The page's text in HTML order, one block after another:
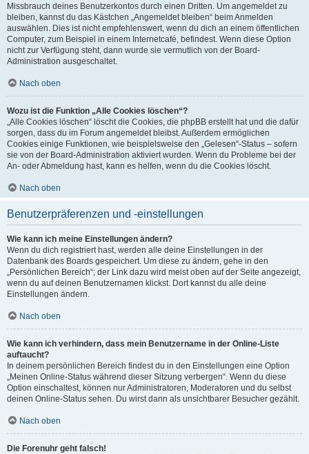
Missbrauch deines Benutzerkontos durch einen Dritten. Um angemeldet zu
bleiben, kannst du das Kästchen „Angemeldet bleiben“ beim Anmelden
auswählen. Dies ist nicht empfehlenswert, wenn du dich an einem öffentlichen
Computer, zum Beispiel in einem Internetcafé, befindest. Wenn diese Option
nicht zur Verfügung steht, dann wurde sie vermutlich von der Board-
Administration ausgeschaltet.
Nach oben
Wozu ist die Funktion „Alle Cookies löschen“?
„Alle Cookies löschen“ löscht die Cookies, die phpBB erstellt hat und die dafür
sorgen, dass du im Forum angemeldet bleibst. Außerdem ermöglichen
Cookies einige Funktionen, wie beispielsweise den „Gelesen“-Status – sofern
sie von der Board-Administration aktiviert wurden. Wenn du Probleme bei der
An- oder Abmeldung hast, kann es helfen, wenn du die Cookies löscht.
Nach oben
Benutzerpräferenzen und -einstellungen
Wie kann ich meine Einstellungen ändern?
Wenn du dich registriert hast, werden alle deine Einstellungen in der
Datenbank des Boards gespeichert. Um diese zu ändern, gehe in den
„Persönlichen Bereich“; der Link dazu wird meist oben auf der Seite angezeigt,
wenn du auf deinen Benutzernamen klickst. Dort kannst du alle deine
Einstellungen ändern.
Nach oben
Wie kann ich verhindern, dass mein Benutzername in der Online-Liste
auftaucht?
In deinem persönlichen Bereich findest du in den Einstellungen eine Option
„Meinen Online-Status während dieser Sitzung verbergen“. Wenn du diese
Option einschaltest, können nur Administratoren, Moderatoren und du selbst
deinen Online-Status sehen. Du wirst dann als unsichtbarer Besucher gezählt.
Nach oben
Die Forenuhr geht falsch!